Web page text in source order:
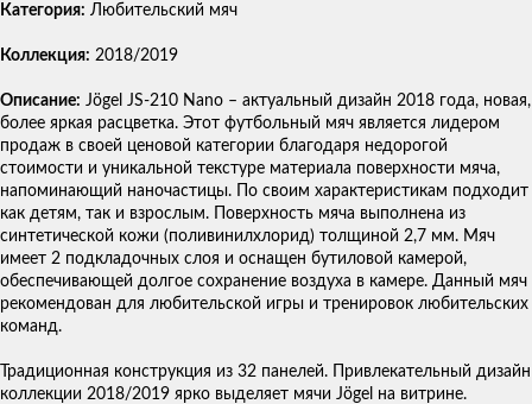
Категория: Любительский мяч
Коллекция: 2018/2019
Описание: Jögel JS-210 Nano – актуальный дизайн 2018 года, новая,
более яркая расцветка. Этот футбольный мяч является лидером
продаж в своей ценовой категории благодаря недорогой
стоимости и уникальной текстуре материала поверхности мяча,
напоминающий наночастицы. По своим характеристикам подходит
как детям, так и взрослым. Поверхность мяча выполнена из
синтетической кожи (поливинилхлорид) толщиной 2,7 мм. Мяч
имеет 2 подкладочных слоя и оснащен бутиловой камерой,
обеспечивающей долгое сохранение воздуха в камере. Данный мяч
рекомендован для любительской игры и тренировок любительских
команд.
Традиционная конструкция из 32 панелей. Привлекательный дизайн
коллекции 2018/2019 ярко выделяет мячи Jögel на витрине.